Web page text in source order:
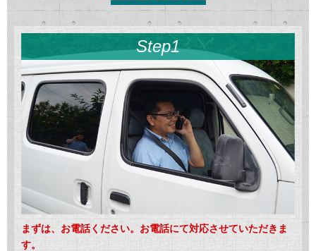
Step1
まずは、お電話ください。お電話にて対応させていただきま
す。